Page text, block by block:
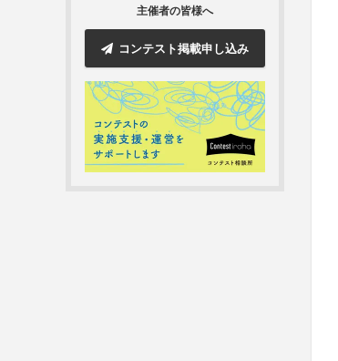
主催者の皆様へ
コンテスト掲載申し込み